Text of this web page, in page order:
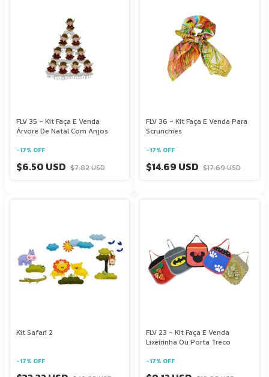
FLV 35 - Kit Faça E Venda
Árvore De Natal Com Anjos
-17% OFF
$6.50 USD $7.82 USD
FLV 36 - Kit Faça E Venda Para
Scrunchies
-17% OFF
$14.69 USD $17.69 USD
Kit Safari 2
-17% OFF
FLV 23 - Kit Faça E Venda
Lixeirinha Ou Porta Treco
-17% OFF